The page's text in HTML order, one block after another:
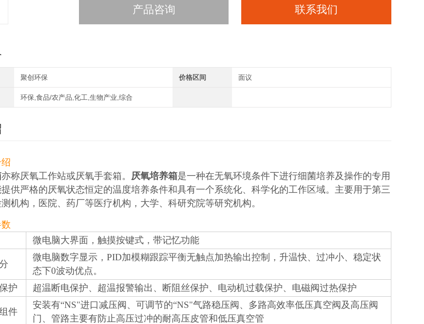
产品咨询 联系我们
聚创环保 价格区间 面议
环保,食品/农产品,化工,生物产业,综合
亦称厌氧工作站或厌氧手套箱。 厌氧培养箱是一种在无氧环境条件下进行细菌培养及操作的专用
供严格的厌氧状态恒定的温度培养条件和具有一个系统化、科学化的工作区域。主要用于第三
机构，医院、药厂等医疗机构，大学、科研究院等研究机构。
微电脑大界面，触摸按键式，带记忆功能
微电脑数字显示，PID加模糊跟踪平衡无触点加热输出控制，升温快、过冲小、稳定状
态下0波动优点。
护
超温断电保护、超温报警输出、断阻丝保护、电动机过载保护、电磁阀过热保护
件
安装有“NS"进口减压阀、可调节的“NS"气路稳压阀、多路高效率低压真空阀及高压阀
门、管路主要有防止高压过冲的耐高压皮管和低压真空管